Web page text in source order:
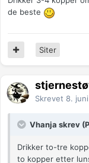
de beste
Siter
Skrevet 8. juni
Vhanja skrev
Drikker to-tre
to kopper etter